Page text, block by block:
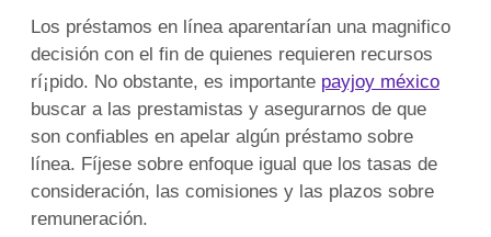
Los préstamos en línea aparentarían una magnifico
decisión con el fin de quienes requieren recursos
rí¡pido. No obstante, es importante payjoy méxico
buscar a las prestamistas y asegurarnos de que
son confiables en apelar algún préstamo sobre
línea. Fíjese sobre enfoque igual que los tasas de
consideración, las comisiones y las plazos sobre
remuneración.